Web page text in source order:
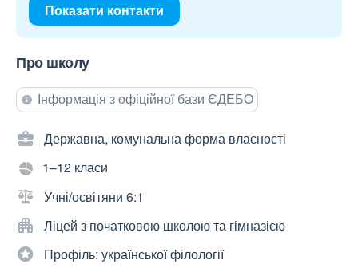
Показати контакти
Про школу
Інформація з офіційної бази ЄДЕБО
Державна, комунальна форма власності
1–12 класи
Учні/освітяни 6:1
Ліцей з початковою школою та гімназією
Профіль: української філології